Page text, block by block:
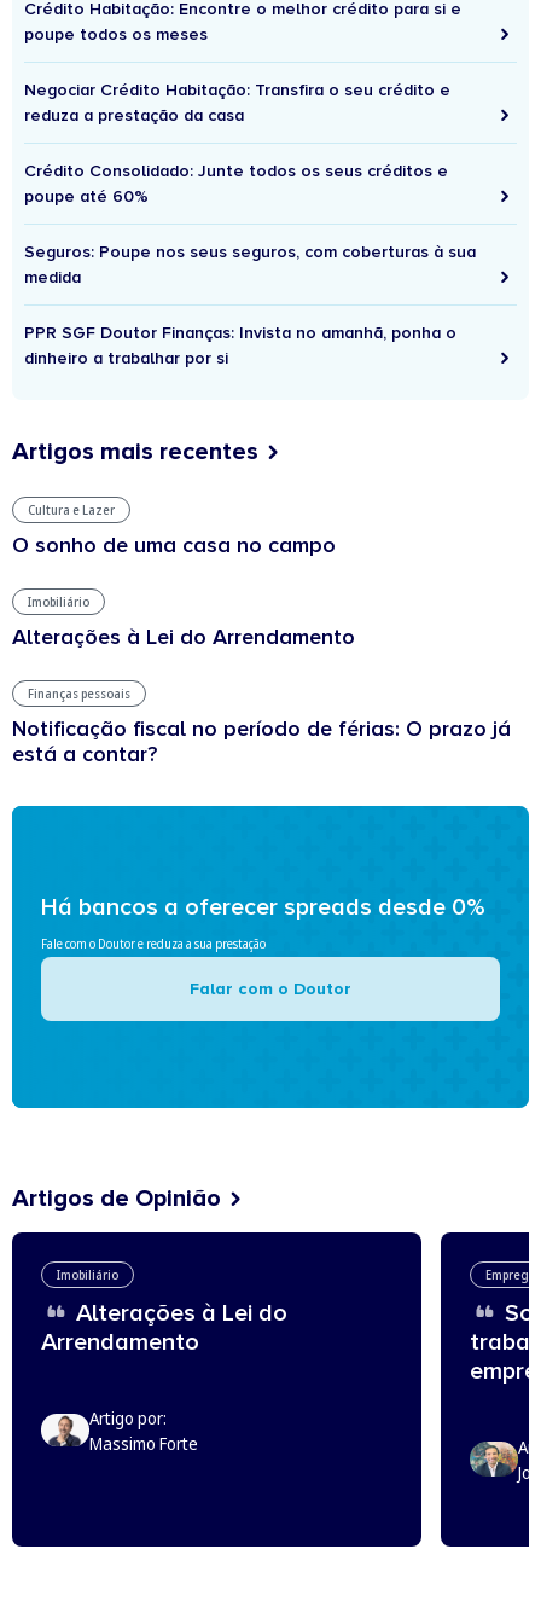
Crédito Habitação: Encontre o melhor crédito para si e
poupe todos os meses
Negociar Crédito Habitação: Transfira o seu crédito e
reduza a prestação da casa
Crédito Consolidado: Junte todos os seus créditos e
poupe até 60%
Seguros: Poupe nos seus seguros, com coberturas à sua
medida
PPR SGF Doutor Finanças: Invista no amanhã, ponha o
dinheiro a trabalhar por si
Artigos mais recentes
Cultura e Lazer
O sonho de uma casa no campo
Imobiliário
Alterações à Lei do Arrendamento
Finanças pessoais
Notificação fiscal no período de férias: O prazo já
está a contar?
Há bancos a oferecer spreads desde 0%
Fale com o Doutor e reduza a sua prestação
Falar com o Doutor
Artigos de Opinião
Imobiliário
Alterações à Lei do
Arrendamento
Artigo por:
Massimo Forte
Emprego